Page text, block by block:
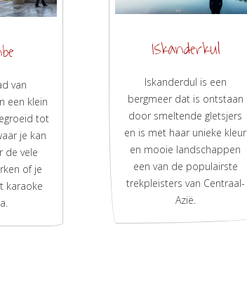
van
een klein
tot
je kan
de vele
of je
karaoke
Iskanderkul
Iskanderdul is een
bergmeer dat is ontstaan
door smeltende gletsjers
en is met haar unieke kleur
en mooie landschappen
een van de populairste
trekpleisters van Centraal-
Azië.